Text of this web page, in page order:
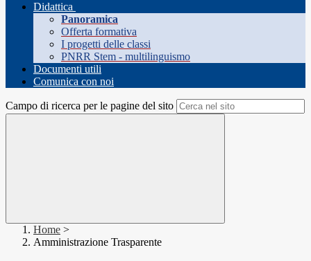
Didattica
Panoramica
Offerta formativa
I progetti delle classi
PNRR Stem - multilinguismo
Documenti utili
Comunica con noi
Campo di ricerca per le pagine del sito
Home >
Amministrazione Trasparente